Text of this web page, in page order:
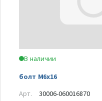
В наличии
болт M6x16
Арт.
30006-060016870